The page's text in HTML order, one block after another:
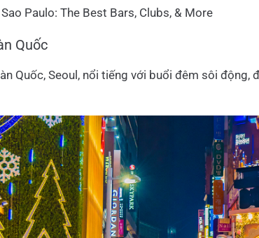
Quốc
Quốc, Seoul, nổi tiếng với buổi đêm sôi